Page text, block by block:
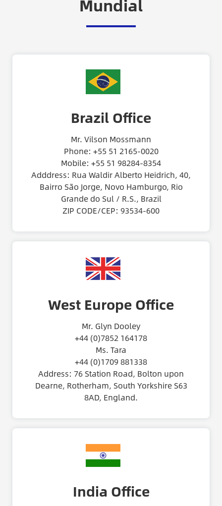
Mundial
Brazil Office
Mr. Vilson Mossmann
Phone: +55 51 2165-0020
Mobile: +55 51 98284-8354
Adddress: Rua Waldir Alberto Heidrich, 40,
Bairro São Jorge, Novo Hamburgo, Rio
Grande do Sul / R.S., Brazil
ZIP CODE/CEP: 93534-600
West Europe Office
Mr. Glyn Dooley
+44 (0)7852 164178
Ms. Tara
+44 (0)1709 881338
Address: 76 Station Road, Bolton upon
Dearne, Rotherham, South Yorkshire S63
8AD, England.
India Office